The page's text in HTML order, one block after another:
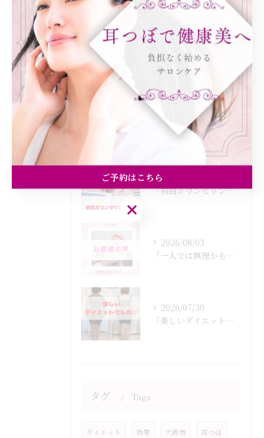
美容エステ
食欲
痩身
最近の投稿 Recent Posts
2026/08/05
「初回カウンセリングでは何をするの？」
2026/08/03
「一人では無理かも…」
2026/07/30
「楽しいダイエットでした♡」
タグ Tags
ダイエット 効果 大阪市 耳つぼ
ご予約はこちら
ご予約はこちら